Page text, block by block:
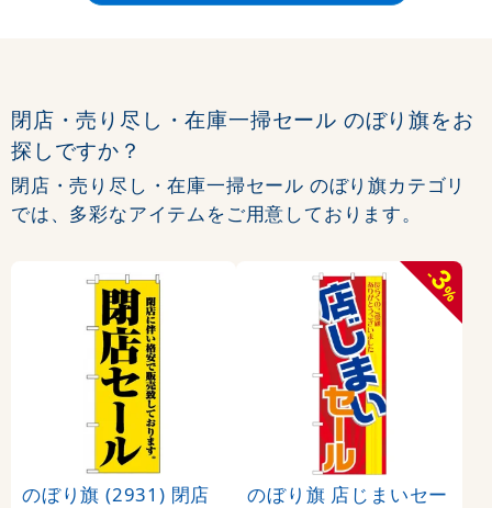
閉店・売り尽し・在庫一掃セール のぼり旗をお
探しですか？
閉店・売り尽し・在庫一掃セール のぼり旗カテゴリ
では、多彩なアイテムをご用意しております。
のぼり旗 (2931) 閉店
-
3
%
のぼり旗 店じまいセー